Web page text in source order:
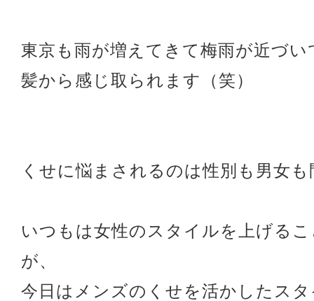
東京も雨が増えてきて梅雨が近づい
髪から感じ取られます（笑）
くせに悩まされるのは性別も男女
いつもは女性のスタイルを上げる
が、
今日はメンズのくせを活かしたス